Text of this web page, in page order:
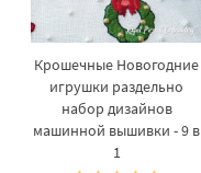
Крошечные Новогодние
игрушки раздельно
набор дизайнов
машинной вышивки - 9 в
1